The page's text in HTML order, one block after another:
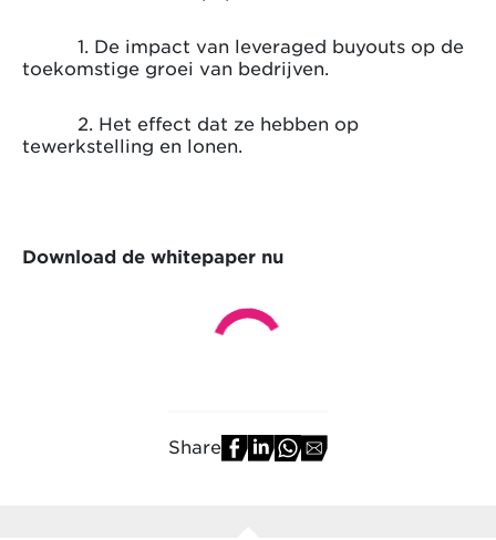
1. De impact van leveraged buyouts op de
toekomstige groei van bedrijven.
2. Het effect dat ze hebben op
tewerkstelling en lonen.
Download de whitepaper nu
Share